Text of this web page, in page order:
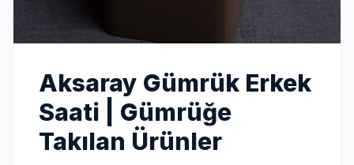
Aksaray Gümrük Erkek
Saati | Gümrüğe
Takılan Ürünler